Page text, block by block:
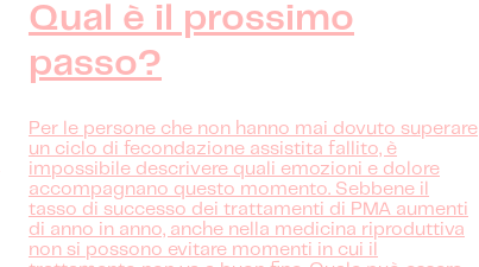
Qual è il prossimo
passo?
Per le persone che non hanno mai dovuto superare
un ciclo di fecondazione assistita fallito, è
impossibile descrivere quali emozioni e dolore
accompagnano questo momento. Sebbene il
tasso di successo dei trattamenti di PMA aumenti
di anno in anno, anche nella medicina riproduttiva
non si possono evitare momenti in cui il